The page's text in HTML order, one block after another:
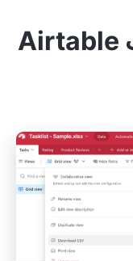
1. كيفية تصدير بيانات Airtable